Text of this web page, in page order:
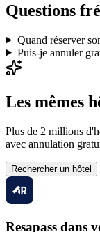
Questions
Quand réserver
Puis-je annuler
Les mêmes
Plus de 2 millions
avec annulation
Rechercher un hôtel
Resapass dans